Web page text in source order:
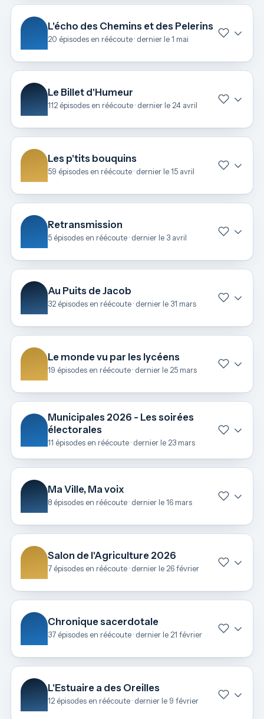
L'écho des Chemins et des Pelerins
20 épisodes en réécoute · dernier le 1 mai
Le Billet d'Humeur
112 épisodes en réécoute · dernier le 24 avril
Les p'tits bouquins
59 épisodes en réécoute · dernier le 15 avril
Retransmission
5 épisodes en réécoute · dernier le 3 avril
Au Puits de Jacob
32 épisodes en réécoute · dernier le 31 mars
Le monde vu par les lycéens
19 épisodes en réécoute · dernier le 25 mars
Municipales 2026 - Les soirées
électorales
11 épisodes en réécoute · dernier le 23 mars
Ma Ville, Ma voix
8 épisodes en réécoute · dernier le 16 mars
Salon de l'Agriculture 2026
7 épisodes en réécoute · dernier le 26 février
Chronique sacerdotale
37 épisodes en réécoute · dernier le 21 février
L'Estuaire a des Oreilles
12 épisodes en réécoute · dernier le 9 février